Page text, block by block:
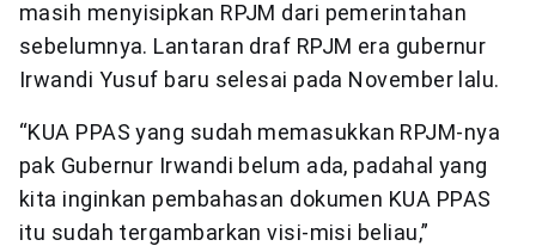
masih menyisipkan RPJM dari pemerintahan
sebelumnya. Lantaran draf RPJM era gubernur
Irwandi Yusuf baru selesai pada November lalu.
“KUA PPAS yang sudah memasukkan RPJM-nya
pak Gubernur Irwandi belum ada, padahal yang
kita inginkan pembahasan dokumen KUA PPAS
itu sudah tergambarkan visi-misi beliau,”